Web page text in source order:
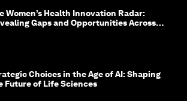
Women’s Health Innovation Radar:
Gaps and Opportunities Across
Choices in the Age of AI: Shaping
Future of Life Sciences